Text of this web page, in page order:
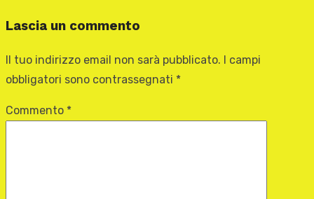
Lascia un commento
Il tuo indirizzo email non sarà pubblicato. I campi
obbligatori sono contrassegnati *
Commento *